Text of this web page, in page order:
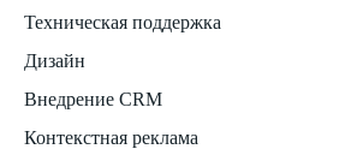
Техническая поддержка
Дизайн
Внедрение CRM
Контекстная реклама